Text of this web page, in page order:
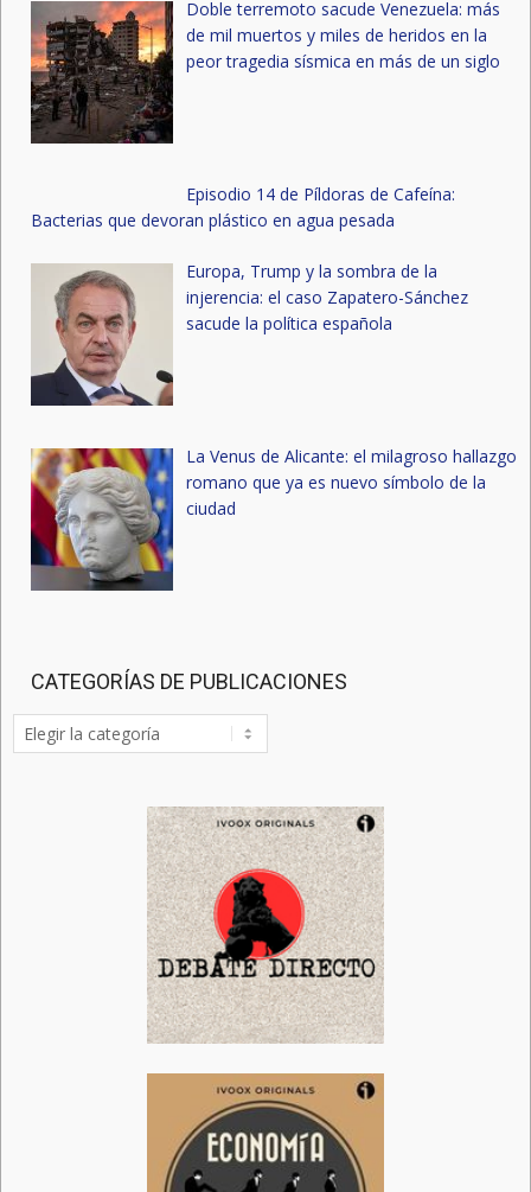
Doble terremoto sacude Venezuela: más
de mil muertos y miles de heridos en la
peor tragedia sísmica en más de un siglo
Episodio 14 de Píldoras de Cafeína:
Bacterias que devoran plástico en agua pesada
Europa, Trump y la sombra de la
injerencia: el caso Zapatero-Sánchez
sacude la política española
La Venus de Alicante: el milagroso hallazgo
romano que ya es nuevo símbolo de la
ciudad
CATEGORÍAS DE PUBLICACIONES
Categorías
de